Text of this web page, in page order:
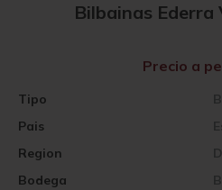
Bilbainas Ederra
Pais
Region
Bodega
Tipo
Precio a